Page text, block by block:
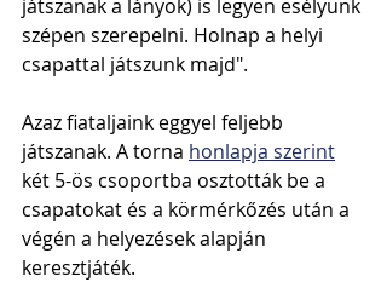
játszanak a lányok) is legyen esélyünk
szépen szerepelni. Holnap a helyi
csapattal játszunk majd".
Azaz fiataljaink eggyel feljebb
játszanak. A torna honlapja szerint
két 5-ös csoportba osztották be a
csapatokat és a körmérkőzés után a
végén a helyezések alapján
keresztjáték.